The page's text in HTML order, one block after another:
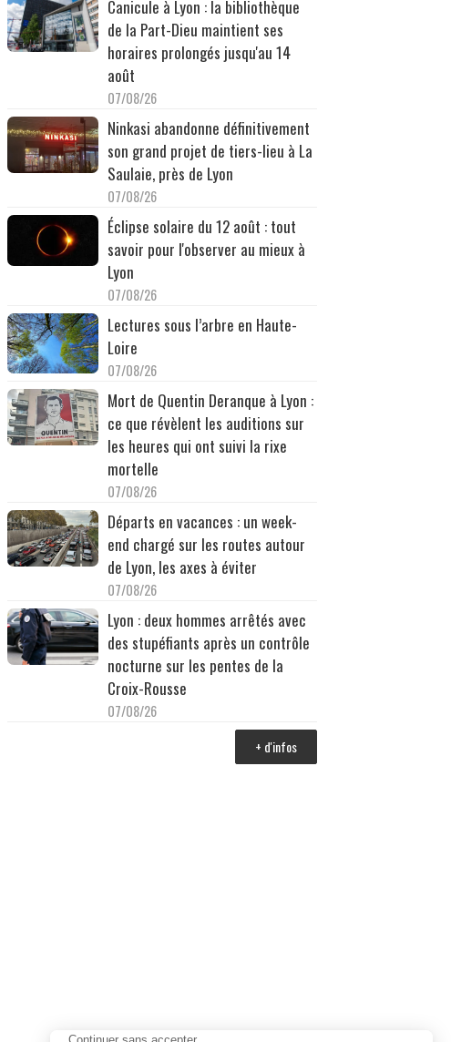
Canicule à Lyon : la bibliothèque
de la Part-Dieu maintient ses
horaires prolongés jusqu'au 14
août
07/08/26
Ninkasi abandonne définitivement
son grand projet de tiers-lieu à La
Saulaie, près de Lyon
07/08/26
Éclipse solaire du 12 août : tout
savoir pour l'observer au mieux à
Lyon
07/08/26
Lectures sous l’arbre en Haute-
Loire
07/08/26
Mort de Quentin Deranque à Lyon :
ce que révèlent les auditions sur
les heures qui ont suivi la rixe
mortelle
07/08/26
Départs en vacances : un week-
end chargé sur les routes autour
de Lyon, les axes à éviter
07/08/26
Lyon : deux hommes arrêtés avec
des stupéfiants après un contrôle
nocturne sur les pentes de la
Croix-Rousse
07/08/26
+ d'infos